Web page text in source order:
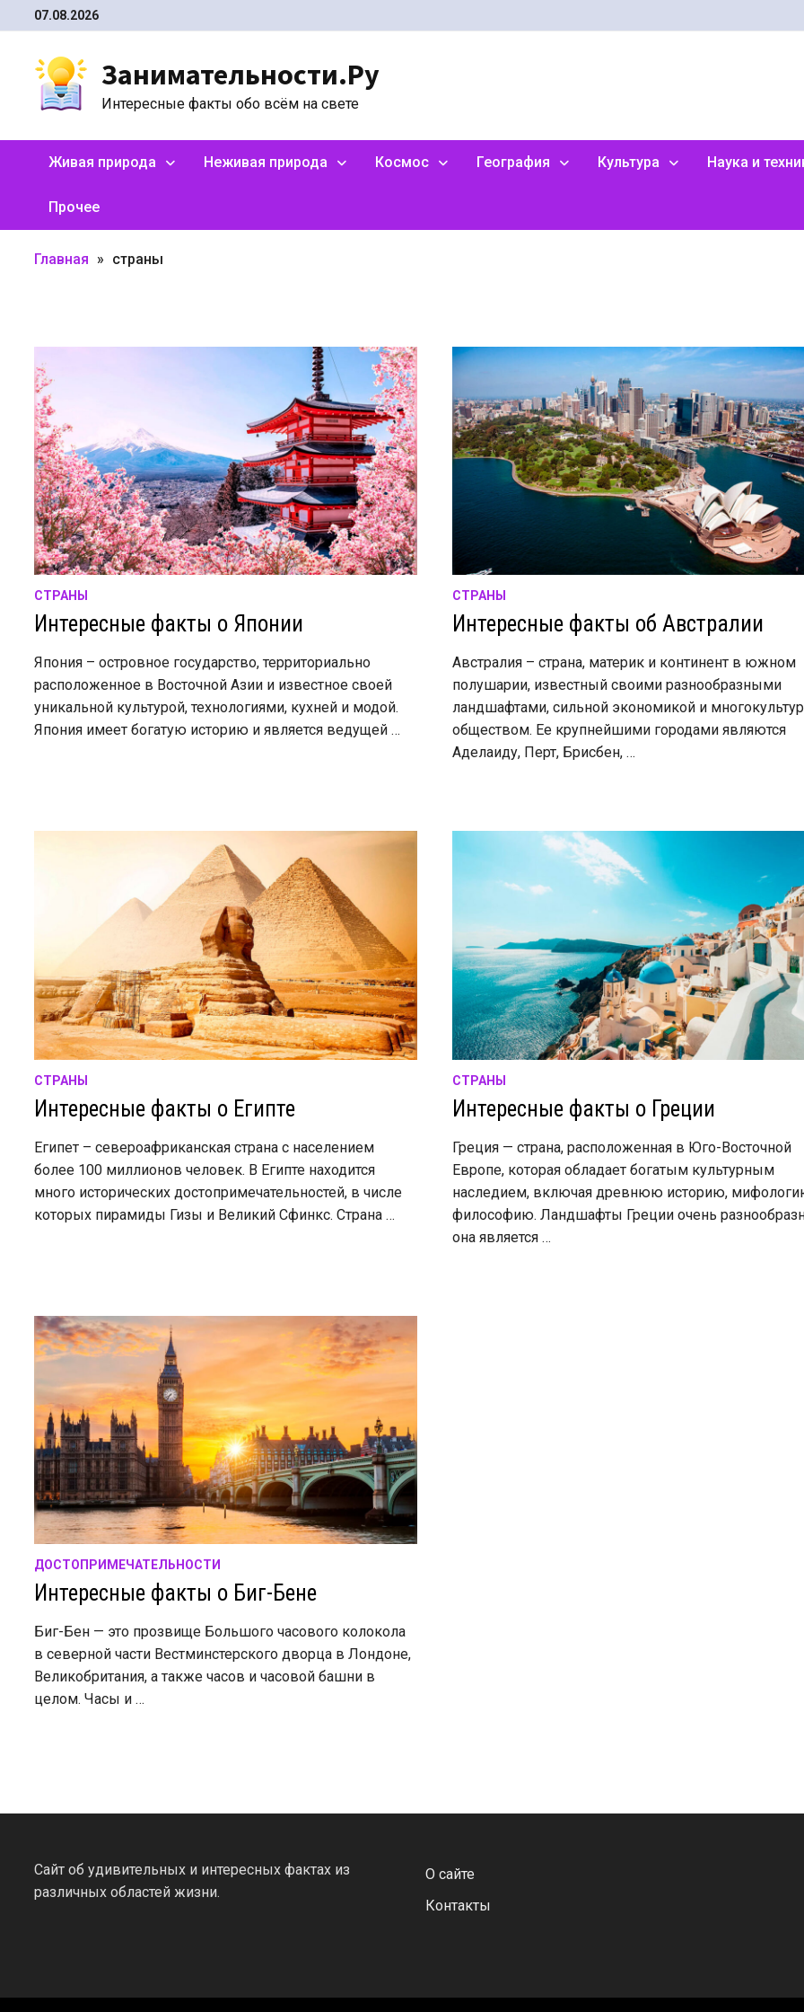
Перейти
к
содержимому
07.08.2026
Занимательности.Ру
Интересные факты обо всём на свете
Живая природа Неживая природа Космос География Культура Наука и
Прочее
Главная » страны
СТРАНЫ
Интересные факты о Японии
Япония – островное государство, территориально
расположенное в Восточной Азии и известное своей
уникальной культурой, технологиями, кухней и модой.
Япония имеет богатую историю и является ведущей …
СТРАНЫ
Интересные факты об Австралии
Австралия – страна, материк и континент в южном
полушарии, известный своими разнообразными
ландшафтами, сильной экономикой и
обществом. Ее крупнейшими городами являются
Аделаиду, Перт, Брисбен, …
СТРАНЫ
Интересные факты о Египте
Египет – североафриканская страна с населением
более 100 миллионов человек. В Египте находится
много исторических достопримечательностей, в числе
которых пирамиды Гизы и Великий Сфинкс. Страна …
СТРАНЫ
Интересные факты о Греции
Греция — страна, расположенная в Юго-Восточной
Европе, которая обладает богатым культурным
наследием, включая древнюю историю,
философию. Ландшафты Греции очень
она является …
ДОСТОПРИМЕЧАТЕЛЬНОСТИ
Интересные факты о Биг-Бене
Биг-Бен — это прозвище Большого часового колокола
в северной части Вестминстерского дворца в Лондоне,
Великобритания, а также часов и часовой башни в
целом. Часы и …
Сайт об удивительных и интересных фактах из
различных областей жизни.
О сайте
Контакты